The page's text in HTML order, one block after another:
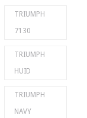
TRIUMPH
7130
TRIUMPH
HUID
TRIUMPH
NAVY